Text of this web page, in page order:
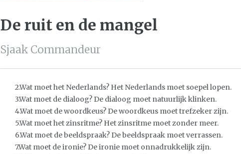
De ruit en de mangel
Sjaak Commandeur
2.Wat moet het Nederlands? Het Nederlands moet soepel lopen.
3.Wat moet de dialoog? De dialoog moet natuurlijk klinken.
4.Wat moet de woordkeus? De woordkeus moet trefzeker zijn.
5.Wat moet het zinsritme? Het zinsritme moet zonder meer.
6.Wat moet de beeldspraak? De beeldspraak moet verrassen.
7.Wat moet de ironie? De ironie moet onnadrukkelijk zijn.